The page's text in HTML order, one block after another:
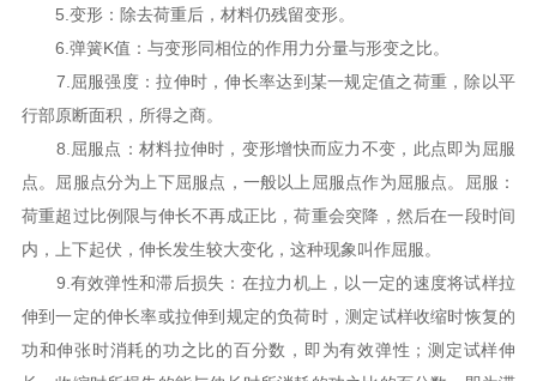
5.变形：除去荷重后，材料仍残留变形。
6.弹簧K值：与变形同相位的作用力分量与形变之比。
7.屈服强度：拉伸时，伸长率达到某一规定值之荷重，除以平
行部原断面积，所得之商。
8.屈服点：材料拉伸时，变形增快而应力不变，此点即为屈服
点。屈服点分为上下屈服点，一般以上屈服点作为屈服点。屈服：
荷重超过比例限与伸长不再成正比，荷重会突降，然后在一段时间
内，上下起伏，伸长发生较大变化，这种现象叫作屈服。
9.有效弹性和滞后损失：在拉力机上，以一定的速度将试样拉
伸到一定的伸长率或拉伸到规定的负荷时，测定试样收缩时恢复的
功和伸张时消耗的功之比的百分数，即为有效弹性；测定试样伸